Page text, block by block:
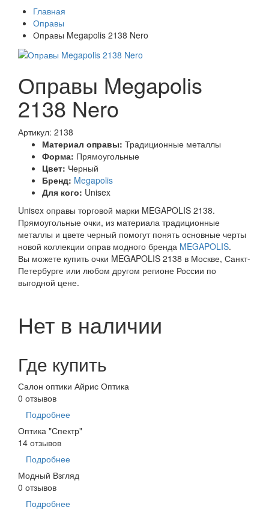
Главная
Оправы
Оправы Megapolis 2138 Nero
Оправы Megapolis
2138 Nero
Артикул: 2138
Материал оправы: Традиционные металлы
Форма: Прямоугольные
Цвет: Черный
Бренд: Megapolis
Для кого: Unisex
Unisex оправы торговой марки MEGAPOLIS 2138.
Прямоугольные очки, из материала традиционные
металлы и цвете черный помогут понять основные черты
новой коллекции оправ модного бренда MEGAPOLIS.
Вы можете купить очки MEGAPOLIS 2138 в Москве, Санкт-
Петербурге или любом другом регионе России по
выгодной цене.
Нет в наличии
Где купить
Салон оптики Айрис Оптика
0 отзывов
Подробнее
Оптика "Спектр"
14 отзывов
Подробнее
Модный Взгляд
0 отзывов
Подробнее